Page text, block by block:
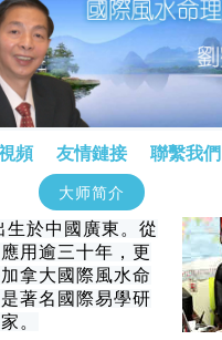
頻 友情鏈接 聯繫我們
大师简介
於中國廣東。從
用逾三十年，更
拿大國際風水命
著名國際易學研
。